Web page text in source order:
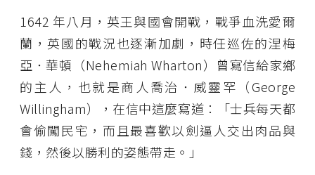
1642 年八月，英王與國會開戰，戰爭血洗愛爾
蘭，英國的戰況也逐漸加劇，時任巡佐的涅梅
亞．華頓（Nehemiah Wharton）曾寫信給家鄉
的主人，也就是商人喬治．威靈罕（George
Willingham），在信中這麼寫道：「士兵每天都
會偷闖民宅，而且最喜歡以劍逼人交出肉品與
錢，然後以勝利的姿態帶走。」